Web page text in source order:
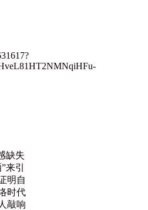
缺失
来引
明自
时代
敲响